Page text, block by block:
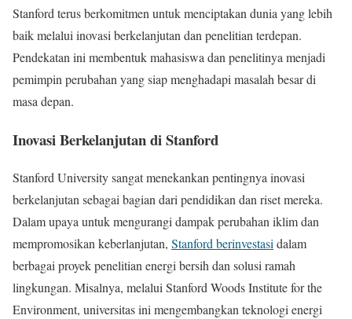
Stanford terus berkomitmen untuk menciptakan dunia yang lebih
baik melalui inovasi berkelanjutan dan penelitian terdepan.
Pendekatan ini membentuk mahasiswa dan penelitinya menjadi
pemimpin perubahan yang siap menghadapi masalah besar di
masa depan.
Inovasi Berkelanjutan di Stanford
Stanford University sangat menekankan pentingnya inovasi
berkelanjutan sebagai bagian dari pendidikan dan riset mereka.
Dalam upaya untuk mengurangi dampak perubahan iklim dan
mempromosikan keberlanjutan, Stanford berinvestasidalam
berbagai proyek penelitian energi bersih dan solusi ramah
lingkungan. Misalnya, melalui Stanford Woods Institute for the
Environment, universitas ini mengembangkan teknologi energi